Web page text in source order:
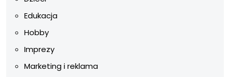
Edukacja
Hobby
Imprezy
Marketing i reklama